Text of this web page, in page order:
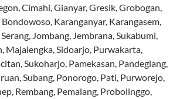
Cimahi, Gianyar, Gresik, Grobogan,
Karanganyar, Karangasem,
Jombang, Jembrana, Sukabumi,
Majalengka, Sidoarjo, Purwakarta,
Sukoharjo, Pamekasan, Pandeglang,
Subang, Ponorogo, Pati, Purworejo,
Rembang, Pemalang, Probolinggo,